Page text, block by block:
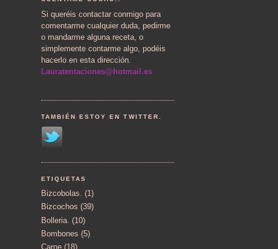
Si queréis contactar conmigo para
comentarme cualquier duda, pedirme
o mandarme alguna receta, o
simplemente contarme algo, podéis
hacerlo en esta dirección.
Lauratentaciones@hotmail.es
TAMBIÉN ESTOY EN TWITTER.
ETIQUETAS
Bizcobolas. (1)
Bizcochos (39)
Bolleria. (10)
Bombones (5)
Carne (18)